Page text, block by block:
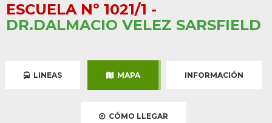
ESCUELA Nº 1021/1 -
DR.DALMACIO VELEZ SARSFIELD
LINEAS MAPA INFORMACIÓN
CÓMO LLEGAR